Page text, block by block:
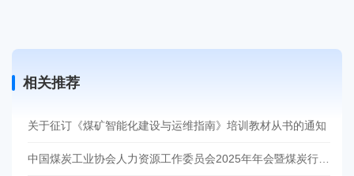
相关推荐
关于征订《煤矿智能化建设与运维指南》培训教材从书的通知